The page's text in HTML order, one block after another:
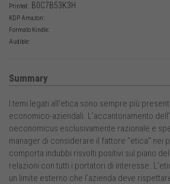
Printed: B0C7B53K3H
KDP Amazon:
Formato Kindle:
Audible:
Summary
I temi legati all’etica sono sempre più
economico-aziendali. L’accantonamento
oeconomicus esclusivamente razionale e
manager di considerare il fattore “etica” nei
comporta indubbi risvolti positivi sul piano
relazioni con tutti i portatori di interesse.
un limite esterno che l’azienda deve